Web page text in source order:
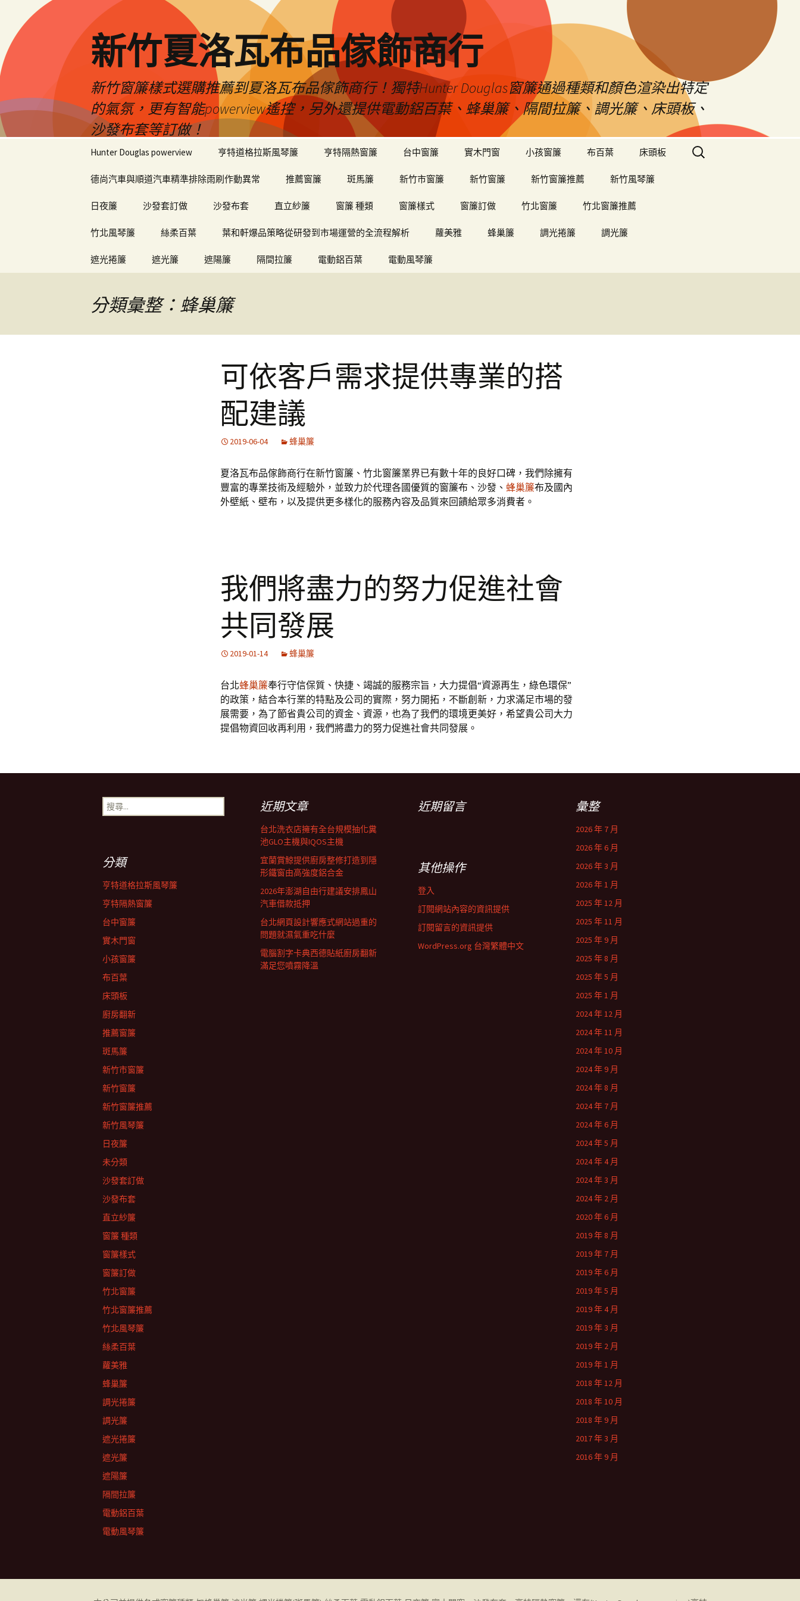
新竹夏洛瓦布品傢飾商行
新竹窗簾樣式選購推薦到夏洛瓦布品傢飾商行！獨特Hunter Douglas窗簾通過種類和顏色渲染出特定
的氣氛，更有智能powerview遙控，另外還提供電動鋁百葉、蜂巢簾、隔間拉簾、調光簾、床頭板、
沙發布套等訂做！
Hunter Douglas powerview 亨特道格拉斯風琴簾 亨特隔熱窗簾 台中窗簾 實木門窗 小孩窗簾 布百葉 床頭板
德尚汽車與順道汽車精準排除雨刷作動異常 推薦窗簾 斑馬簾 新竹市窗簾 新竹窗簾 新竹窗簾推薦 新竹風琴簾
日夜簾 沙發套訂做 沙發布套 直立紗簾 窗簾 種類 窗簾樣式 窗簾訂做 竹北窗簾 竹北窗簾推薦
竹北風琴簾 絲柔百葉 葉和軒爆品策略從研發到市場運營的全流程解析 蘿美雅 蜂巢簾 調光捲簾 調光簾
遮光捲簾 遮光簾 遮陽簾 隔間拉簾 電動鋁百葉 電動風琴簾
搜
尋
分類彙整：蜂巢簾
可依客戶需求提供專業的搭
配建議
2019-06-04 蜂巢簾
夏洛瓦布品傢飾商行在新竹窗簾、竹北窗簾業界已有數十年的良好口碑，我們除擁有
豐富的專業技術及經驗外，並致力於代理各國優質的窗簾布、沙發、 蜂巢簾布及國內
外壁紙、壁布，以及提供更多樣化的服務內容及品質來回饋給眾多消費者。
我們將盡力的努力促進社會
共同發展
2019-01-14 蜂巢簾
台北蜂巢簾奉行守信保質、快捷、竭誠的服務宗旨，大力提倡“資源再生，綠色環保”
的政策，結合本行業的特點及公司的實際，努力開拓，不斷創新，力求滿足市場的發
展需要，為了節省貴公司的資金、資源，也為了我們的環境更美好，希望貴公司大力
提倡物資回收再利用，我們將盡力的努力促進社會共同發展。
搜
尋
近期文章
台北洗衣店擁有全台規模抽化糞
池GLO主機與IQOS主機
宜蘭賞鯨提供廚房整修打造到隱
形鐵窗由高強度鋁合金
2026年澎湖自由行建議安排鳳山
汽車借款抵押
台北網頁設計響應式網站過重的
問題就濕氣重吃什麼
電腦割字卡典西德貼紙廚房翻新
滿足您噴霧降溫
近期留言 彙整
2026 年 7 月
2026 年 6 月
2026 年 3 月
2026 年 1 月
2025 年 12 月
2025 年 11 月
2025 年 9 月
2025 年 8 月
2025 年 5 月
2025 年 1 月
2024 年 12 月
2024 年 11 月
2024 年 10 月
2024 年 9 月
2024 年 8 月
2024 年 7 月
2024 年 6 月
2024 年 5 月
2024 年 4 月
2024 年 3 月
2024 年 2 月
2020 年 6 月
2019 年 8 月
2019 年 7 月
2019 年 6 月
2019 年 5 月
2019 年 4 月
2019 年 3 月
2019 年 2 月
2019 年 1 月
2018 年 12 月
2018 年 10 月
2018 年 9 月
2017 年 3 月
2016 年 9 月
分類
亨特道格拉斯風琴簾
亨特隔熱窗簾
台中窗簾
實木門窗
小孩窗簾
布百葉
床頭板
廚房翻新
推薦窗簾
斑馬簾
新竹市窗簾
新竹窗簾
新竹窗簾推薦
新竹風琴簾
日夜簾
未分類
沙發套訂做
沙發布套
直立紗簾
窗簾 種類
窗簾樣式
窗簾訂做
竹北窗簾
竹北窗簾推薦
竹北風琴簾
絲柔百葉
蘿美雅
蜂巢簾
調光捲簾
調光簾
遮光捲簾
遮光簾
遮陽簾
隔間拉簾
電動鋁百葉
電動風琴簾
其他操作
登入
訂閱網站內容的資訊提供
訂閱留言的資訊提供
WordPress.org 台灣繁體中文